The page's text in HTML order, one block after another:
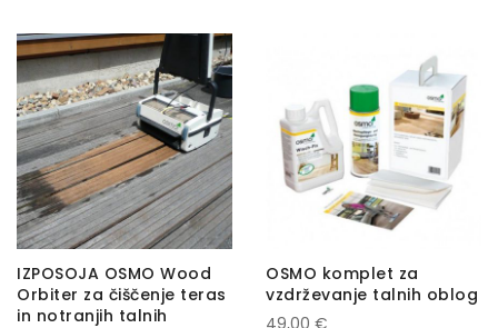
IZPOSOJA OSMO Wood
Orbiter za čiščenje teras
in notranjih talnih
OSMO komplet za
vzdrževanje talnih oblog
49,00 €